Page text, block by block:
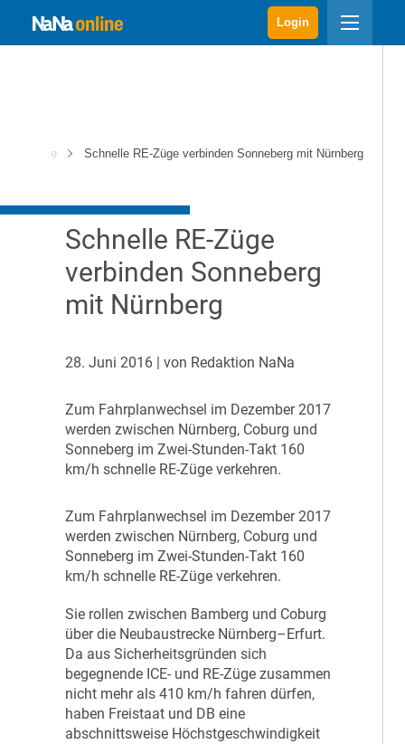
Login
& Service Schnelle RE-Züge verbinden Sonneberg mit Nürnberg
Schnelle RE-Züge
verbinden Sonneberg
mit Nürnberg
28. Juni 2016 | von Redaktion NaNa
Zum Fahrplanwechsel im Dezember 2017
werden zwischen Nürnberg, Coburg und
Sonneberg im Zwei-Stunden-Takt 160
km/h schnelle RE-Züge verkehren.
Zum Fahrplanwechsel im Dezember 2017
werden zwischen Nürnberg, Coburg und
Sonneberg im Zwei-Stunden-Takt 160
km/h schnelle RE-Züge verkehren.
Sie rollen zwischen Bamberg und Coburg
über die Neubaustrecke Nürnberg–Erfurt.
Da aus Sicherheitsgründen sich
begegnende ICE- und RE-Züge zusammen
nicht mehr als 410 km/h fahren dürfen,
haben Freistaat und DB eine
abschnittsweise Höchstgeschwindigkeit